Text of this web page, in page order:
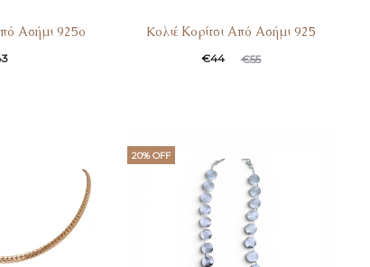
Ασήμι 925ο Koλιέ Κορίτσι Από Ασήμι 925
€55
€44
20% OFF